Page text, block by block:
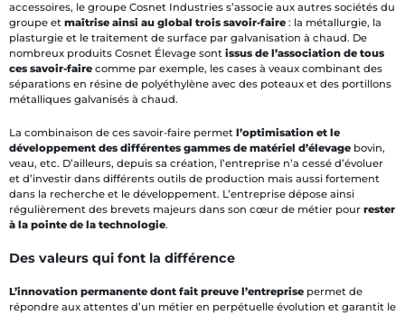
accessoires, le groupe Cosnet Industries s’associe aux autres sociétés du
groupe et maîtrise ainsi au global trois savoir-faire : la métallurgie, la
plasturgie et le traitement de surface par galvanisation à chaud. De
nombreux produits Cosnet Élevage sont issus de l’association de tous
ces savoir-faire comme par exemple, les cases à veaux combinant des
séparations en résine de polyéthylène avec des poteaux et des portillons
métalliques galvanisés à chaud.
La combinaison de ces savoir-faire permet l’optimisation et le
développement des différentes gammes de matériel d’élevage bovin,
veau, etc. D’ailleurs, depuis sa création, l’entreprise n’a cessé d’évoluer
et d’investir dans différents outils de production mais aussi fortement
dans la recherche et le développement. L’entreprise dépose ainsi
régulièrement des brevets majeurs dans son cœur de métier pour rester
à la pointe de la technologie.
Des valeurs qui font la différence
L’innovation permanente dont fait preuve l’entreprise permet de
répondre aux attentes d’un métier en perpétuelle évolution et garantit le